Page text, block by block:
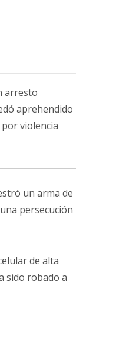
arresto
aprehendido
violencia
un arma de
persecución
de alta
sido robado a